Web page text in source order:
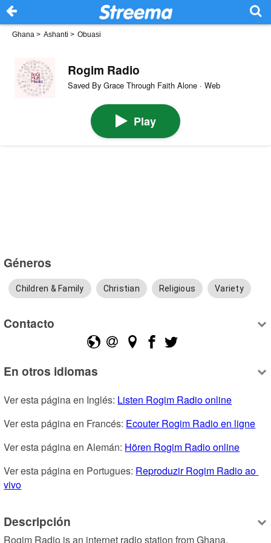
Ghana > Ashanti > Obuasi
Rogim Radio
Saved By Grace Through Faith Alone · Web
Play
Géneros
Children & Family Christian Religious Variety
Contacto
En otros idiomas
Ver esta página en Inglés: Listen Rogim Radio online
Ver esta página en Francés: Ecouter Rogim Radio en ligne
Ver esta página en Alemán: Hören Rogim Radio online
Ver esta página en Portugues: Reproduzir Rogim Radio ao
vivo
Descripción
Rogim Radio is an internet radio station from Ghana,